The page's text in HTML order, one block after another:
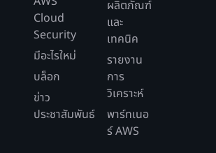
Cloud
Security
มีอะไรใหม่
บล็อก
ข่าว
ประชาสัมพันธ์
ผลิตภัณฑ์
และ
เทคนิค
รายงาน
การ
วิเคราะห์
พาร์ทเนอ
ร์ AWS